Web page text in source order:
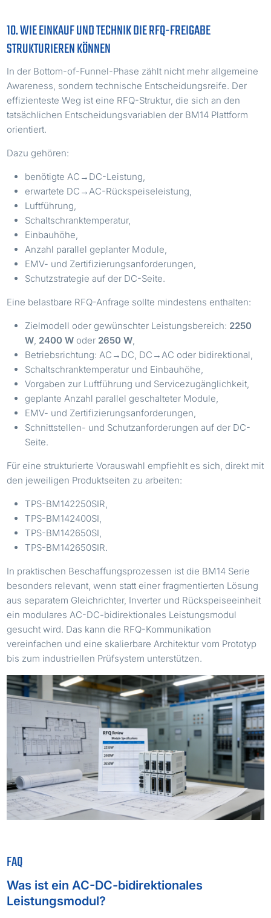
10. WIE EINKAUF UND TECHNIK DIE RFQ-FREIGABE
STRUKTURIEREN KÖNNEN
In der Bottom-of-Funnel-Phase zählt nicht mehr allgemeine
Awareness, sondern technische Entscheidungsreife. Der
effizienteste Weg ist eine RFQ-Struktur, die sich an den
tatsächlichen Entscheidungsvariablen der BM14 Plattform
orientiert.
Dazu gehören:
benötigte AC→DC-Leistung,
erwartete DC→AC-Rückspeiseleistung,
Luftführung,
Schaltschranktemperatur,
Einbauhöhe,
Anzahl parallel geplanter Module,
EMV- und Zertifizierungsanforderungen,
Schutzstrategie auf der DC-Seite.
Eine belastbare RFQ-Anfrage sollte mindestens enthalten:
Zielmodell oder gewünschter Leistungsbereich: 2250
W 2400 W oder 2650 W
Betriebsrichtung: AC→DC, DC→AC oder bidirektional,
Schaltschranktemperatur und Einbauhöhe,
Vorgaben zur Luftführung und Servicezugänglichkeit,
geplante Anzahl parallel geschalteter Module,
EMV- und Zertifizierungsanforderungen,
Schnittstellen- und Schutzanforderungen auf der DC-
Seite.
Für eine strukturierte Vorauswahl empfiehlt es sich, direkt mit
den jeweiligen Produktseiten zu arbeiten:
TPS-BM142250SIR,
TPS-BM142400SI,
TPS-BM142650SI,
TPS-BM142650SIR.
In praktischen Beschaffungsprozessen ist die BM14 Serie
besonders relevant, wenn statt einer fragmentierten Lösung
aus separatem Gleichrichter, Inverter und Rückspeiseeinheit
ein modulares AC-DC-bidirektionales Leistungsmodul
gesucht wird. Das kann die RFQ-Kommunikation
vereinfachen und eine skalierbare Architektur vom Prototyp
bis zum industriellen Prüfsystem unterstützen.
FAQ
Was ist ein AC-DC-bidirektionales
Leistungsmodul?